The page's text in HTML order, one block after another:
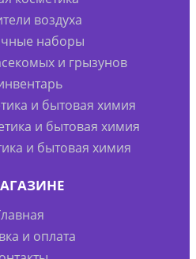
воздуха
наборы
и грызунов
и бытовая химия
и бытовая химия
и бытовая химия
и оплата